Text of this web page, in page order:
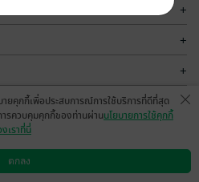
+
+
+
+
วิธีการใช้งาน ติดต่อเรา
ยคุกกี้เพื่อประสบการณ์การใช้บริการที่ดีที่สุด
รควบคุมคุกกี้ของท่านผ่านนโยบายการใช้คุกกี้
เราที่นี่
ตกลง